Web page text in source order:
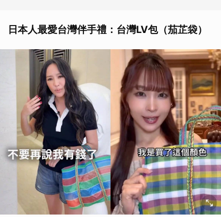
日本人最愛台灣伴手禮：台灣LV包（茄芷袋）